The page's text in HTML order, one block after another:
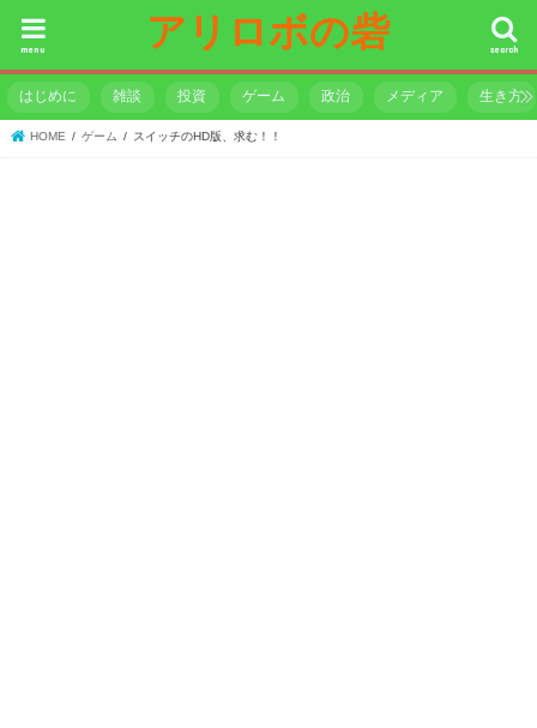
アリロボの砦 search
menu
はじめに 雑談 投資 ゲーム 政治 メディア 生き方
HOME ゲーム スイッチのHD版、求む！！